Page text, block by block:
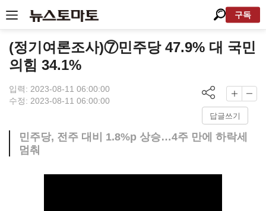
구독
(정기여론조사)⑦민주당 47.9% 대 국민
의힘 34.1%
입력: 2023-08-11 06:00:00
수정: 2023-08-11 06:00:00
답글쓰기
민주당, 전주 대비 1.8%p 상승…4주 만에 하락세
멈춰